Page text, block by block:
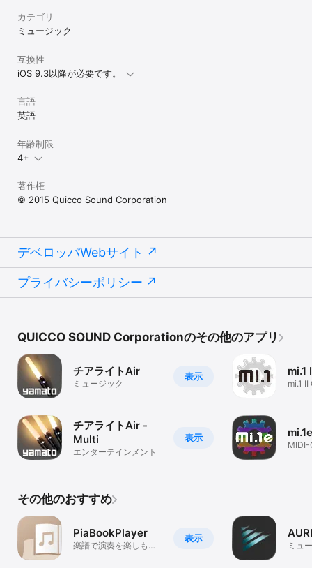
カテゴリ
ミュージック
互換性
iOS 9.3以降が必要です。
言語
英語
年齢制限
4+
著作権
© 2015 Quicco Sound Corporation
デベロッパWebサイト
プライバシーポリシー
QUICCO SOUND Corporationのその他のアプリ
表示
チアライトAir
ミュージック
表示
チアライトAir -
Multi
エンターテインメント
mi.1
mi.1
MIDI-
その他のおすすめ
表示
PiaBookPlayer
楽譜で演奏を楽しも
ミュ